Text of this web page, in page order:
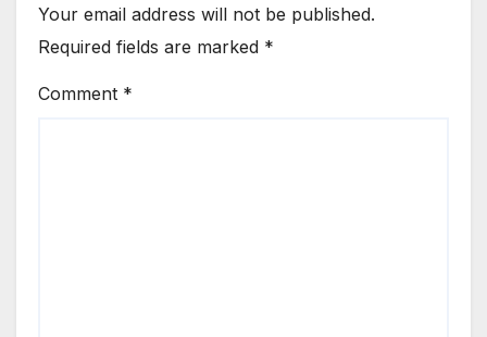
Your email address will not be published.
Required fields are marked *
Comment *